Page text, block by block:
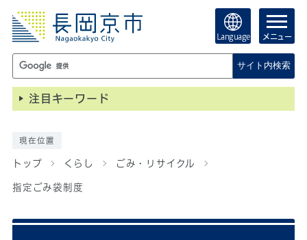
Language メニュー
サイト内検索
注目キーワード
現在位置
トップ くらし ごみ・リサイクル
指定ごみ袋制度